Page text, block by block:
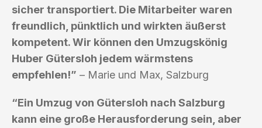
sicher transportiert. Die Mitarbeiter waren
freundlich, pünktlich und wirkten äußerst
kompetent. Wir können den Umzugskönig
Huber Gütersloh jedem wärmstens
empfehlen!” – Marie und Max, Salzburg
“Ein Umzug von Gütersloh nach Salzburg
kann eine große Herausforderung sein, aber